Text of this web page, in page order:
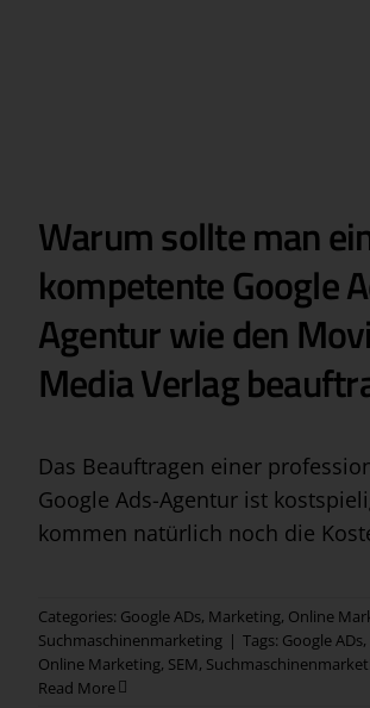
Warum sollte man
kompetente Google
Agentur wie den
Media Verlag
Das Beauftragen einer
Google Ads-Agentur ist
kommen natürlich noch die
Categories: Google ADs, Marketing, Online
Suchmaschinenmarketing | Tags: Google ADs,
Online Marketing, SEM,
Read More